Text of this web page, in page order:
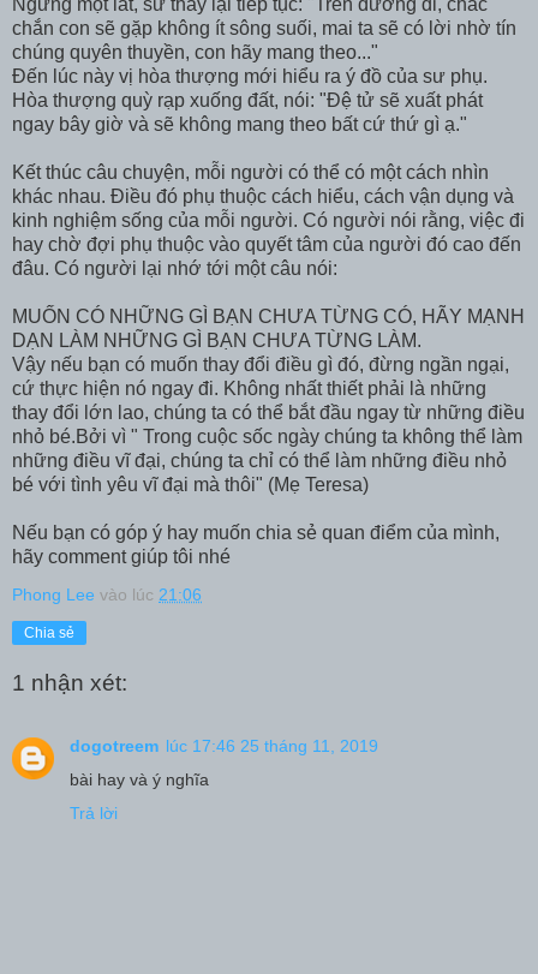
chắn con sẽ gặp không ít sông suối, mai ta sẽ có lời nhờ tín
chúng quyên thuyền, con hãy mang theo..."
Đến lúc này vị hòa thượng mới hiểu ra ý đồ của sư phụ.
Hòa thượng quỳ rạp xuống đất, nói: "Đệ tử sẽ xuất phát
ngay bây giờ và sẽ không mang theo bất cứ thứ gì ạ."
Kết thúc câu chuyện, mỗi người có thể có một cách nhìn
khác nhau. Điều đó phụ thuộc cách hiểu, cách vận dụng và
kinh nghiệm sống của mỗi người. Có người nói rằng, việc đi
hay chờ đợi phụ thuộc vào quyết tâm của người đó cao đến
đâu. Có người lại nhớ tới một câu nói:
MUỐN CÓ NHỮNG GÌ BẠN CHƯA TỪNG CÓ, HÃY MẠNH
DẠN LÀM NHỮNG GÌ BẠN CHƯA TỪNG LÀM.
Vậy nếu bạn có muốn thay đổi điều gì đó, đừng ngần ngại,
cứ thực hiện nó ngay đi. Không nhất thiết phải là những
thay đổi lớn lao, chúng ta có thể bắt đầu ngay từ những điều
nhỏ bé.Bởi vì " Trong cuộc sốc ngày chúng ta không thể làm
những điều vĩ đại, chúng ta chỉ có thể làm những điều nhỏ
bé với tình yêu vĩ đại mà thôi" (Mẹ Teresa)
Nếu bạn có góp ý hay muốn chia sẻ quan điểm của mình,
hãy comment giúp tôi nhé
Phong Lee vào lúc 21:06
Chia sẻ
1 nhận xét:
dogotreem lúc 17:46 25 tháng 11, 2019
bài hay và ý nghĩa
Trả lời